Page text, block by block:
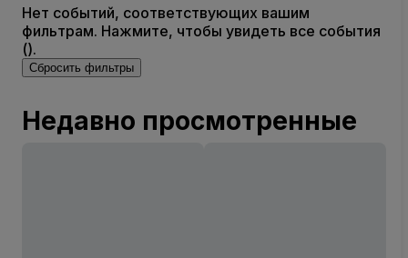
Нет событий, соответствующих вашим
фильтрам. Нажмите, чтобы увидеть все события
().
Сбросить фильтры
Недавно просмотренные